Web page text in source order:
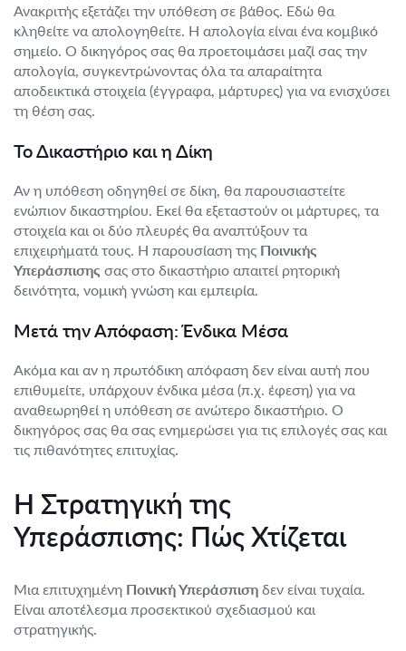
Ανακριτής εξετάζει την υπόθεση σε βάθος. Εδώ θα
κληθείτε να απολογηθείτε. Η απολογία είναι ένα κομβικό
σημείο. Ο δικηγόρος σας θα προετοιμάσει μαζί σας την
απολογία, συγκεντρώνοντας όλα τα απαραίτητα
αποδεικτικά στοιχεία (έγγραφα, μάρτυρες) για να ενισχύσει
τη θέση σας.
Το Δικαστήριο και η Δίκη
Αν η υπόθεση οδηγηθεί σε δίκη, θα παρουσιαστείτε
ενώπιον δικαστηρίου. Εκεί θα εξεταστούν οι μάρτυρες, τα
στοιχεία και οι δύο πλευρές θα αναπτύξουν τα
επιχειρήματά τους. Η παρουσίαση της Ποινικής
Υπεράσπισης σας στο δικαστήριο απαιτεί ρητορική
δεινότητα, νομική γνώση και εμπειρία.
Μετά την Απόφαση: Ένδικα Μέσα
Ακόμα και αν η πρωτόδικη απόφαση δεν είναι αυτή που
επιθυμείτε, υπάρχουν ένδικα μέσα (π.χ. έφεση) για να
αναθεωρηθεί η υπόθεση σε ανώτερο δικαστήριο. Ο
δικηγόρος σας θα σας ενημερώσει για τις επιλογές σας και
τις πιθανότητες επιτυχίας.
Η Στρατηγική της
Υπεράσπισης: Πώς Χτίζεται
Μια επιτυχημένη Ποινική Υπεράσπιση δεν είναι τυχαία.
Είναι αποτέλεσμα προσεκτικού σχεδιασμού και
στρατηγικής.